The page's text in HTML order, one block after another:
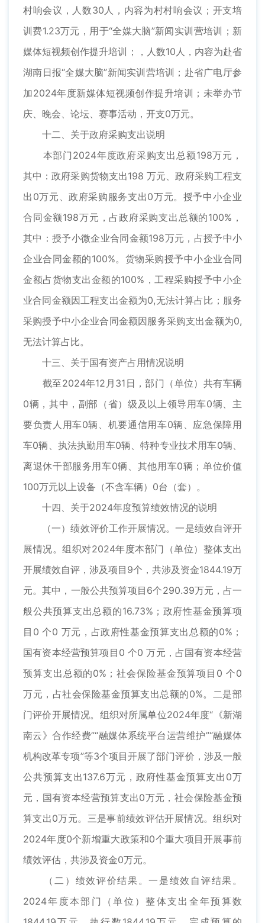
村响会议，人数30人，内容为村村响会议；开支培
训费1.23万元，用于“全媒大脑”新闻实训营培训；新
媒体短视频创作提升培训；，人数10人，内容为赴省
湖南日报“全媒大脑”新闻实训营培训；赴省广电厅参
加2024年度新媒体短视频创作提升培训；未举办节
庆、晚会、论坛、赛事活动，开支0万元。
十二、关于政府采购支出说明
本部门2024年度政府采购支出总额198万元，
其中：政府采购货物支出198 万元、政府采购工程支
出0万元、政府采购服务支出0万元。授予中小企业
合同金额198万元，占政府采购支出总额的100%，
其中：授予小微企业合同金额198万元，占授予中小
企业合同金额的100%。货物采购授予中小企业合同
金额占货物支出金额的100%，工程采购授予中小企
业合同金额因工程支出金额为0,无法计算占比；服务
采购授予中小企业合同金额因服务采购支出金额为0,
无法计算占比。
十三、关于国有资产占用情况说明
截至2024年12月31日，部门（单位）共有车辆
0辆，其中，副部（省）级及以上领导用车0辆、主
要负责人用车0辆、机要通信用车0辆、应急保障用
车0辆、执法执勤用车0辆、特种专业技术用车0辆、
离退休干部服务用车0辆、其他用车0辆；单位价值
100万元以上设备（不含车辆）0台（套）。
十四、关于2024年度预算绩效情况的说明
（一）绩效评价工作开展情况。一是绩效自评开
展情况。组织对2024年度本部门（单位）整体支出
开展绩效自评，涉及项目9个，共涉及资金1844.19万
元。其中，一般公共预算项目6个290.39万元，占一
般公共预算支出总额的16.73%；政府性基金预算项
目0 个0 万元，占政府性基金预算支出总额的0%；
国有资本经营预算项目0 个0 万元，占国有资本经营
预算支出总额的0%；社会保险基金预算项目0 个0
万元，占社会保险基金预算支出总额的0%。二是部
门评价开展情况。组织对所属单位2024年度“《新湖
南云》合作经费”“融媒体系统平台运营维护”“融媒体
机构改革专项”等3个项目开展了部门评价，涉及一般
公共预算支出137.6万元，政府性基金预算支出0万
元，国有资本经营预算支出0万元，社会保险基金预
算支出0万元。三是事前绩效评估开展情况。组织对
2024年度0个新增重大政策和0个重大项目开展事前
绩效评估，共涉及资金0万元。
（二）绩效评价结果。一是绩效自评结果。
2024年度本部门（单位）整体支出全年预算数